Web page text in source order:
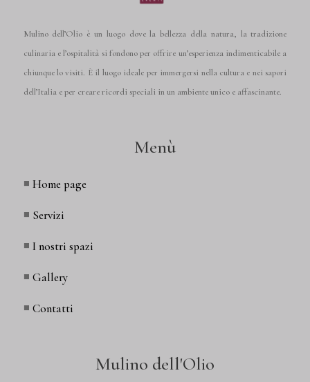
Mulino dell’Olio è un luogo dove la bellezza della natura, la tradizione
culinaria e l’ospitalità si fondono per offrire un’esperienza indimenticabile a
chiunque lo visiti. È il luogo ideale per immergersi nella cultura e nei sapori
dell’Italia e per creare ricordi speciali in un ambiente unico e affascinante.
Menù
◾ Home page
◾ Servizi
◾ I nostri spazi
◾ Gallery
◾ Contatti
Mulino dell'Olio